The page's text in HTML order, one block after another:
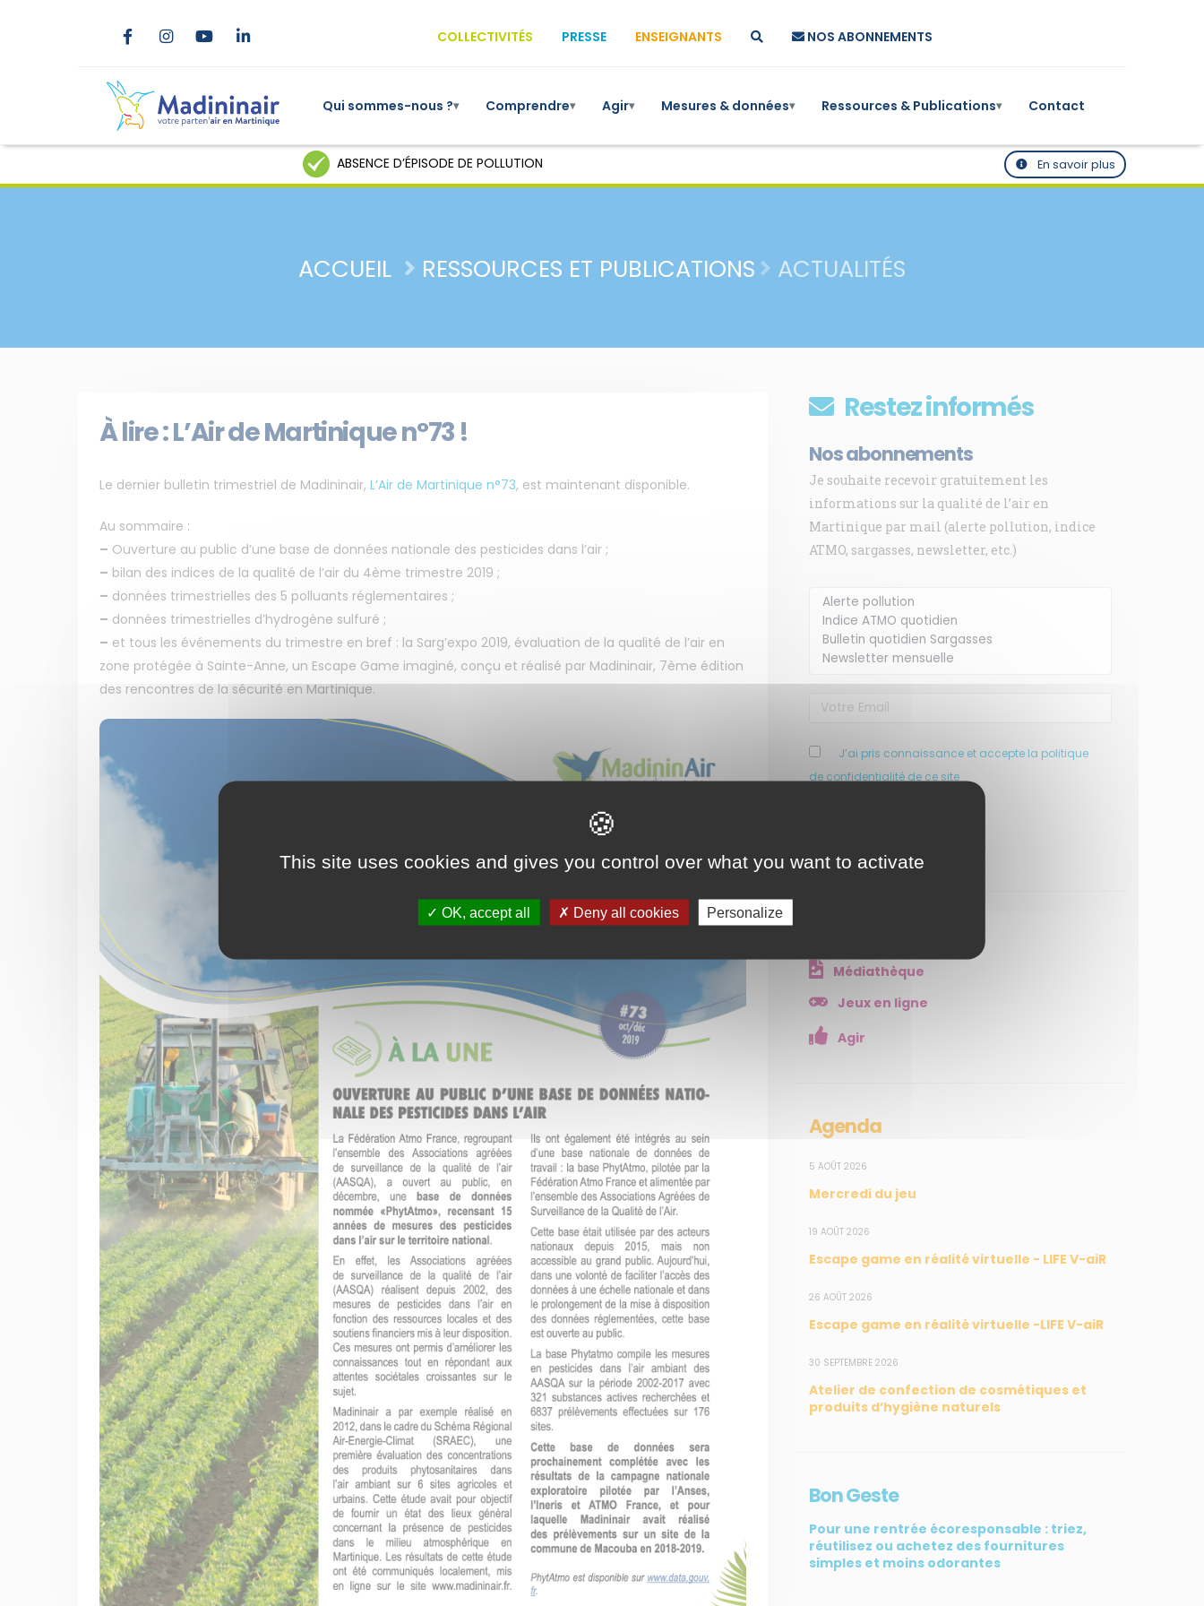
COLLECTIVITÉS PRESSE ENSEIGNANTS NOS ABONNEMENTS
Qui sommes-nous ?▾ Comprendre▾ Agir▾ Mesures & données▾ Ressources & Publications▾ Contact
ABSENCE D’ÉPISODE DE POLLUTION En savoir plus
ACCUEIL RESSOURCES ET PUBLICATIONS ACTUALITÉS
À lire : L’Air de Martinique n°73 !
Le dernier bulletin trimestriel de Madininair, L’Air de Martinique n°73, est maintenant disponible.
Au sommaire :
– Ouverture au public d’une base de données nationale des pesticides dans l’air ;
– bilan des indices de la qualité de l’air du 4ème trimestre 2019 ;
– données trimestrielles des 5 polluants réglementaires ;
– données trimestrielles d’hydrogène sulfuré ;
– et tous les événements du trimestre en bref : la Sarg’expo 2019, évaluation de la qualité de l’air en
zone protégée à Sainte-Anne, un Escape Game imaginé, conçu et réalisé par Madininair, 7ème édition
des rencontres de la sécurité en Martinique.
Restez informés
Nos abonnements
Je souhaite recevoir gratuitement les
informations sur la qualité de l’air en
Martinique par mail (alerte pollution, indice
ATMO, sargasses, newsletter, etc.)
J’ai pris connaissance et accepte la politique
de confidentialité de ce site
Médiathèque
Jeux en ligne
Agir
Agenda
5 AOÛT 2026
Mercredi du jeu
19 AOÛT 2026
Escape game en réalité virtuelle - LIFE V-aiR
26 AOÛT 2026
Escape game en réalité virtuelle -LIFE V-aiR
30 SEPTEMBRE 2026
Atelier de confection de cosmétiques et
produits d’hygiène naturels
Bon Geste
Pour une rentrée écoresponsable : triez,
réutilisez ou achetez des fournitures
simples et moins odorantes
Membre de Agréé par MENU
Accueil
Qui sommes-nous ?
Comprendre
Agir
Ressources et
publications
NOS SERVICES
Collectivités
Enseignants
Mesures réglementaires
Mesures du réseau
Sargasses
Open Data
SUIVEZ-NOUS CONTACT
Mail : info@madininair.fr
This site uses cookies and gives you control over what you want to activate
OK, accept all Deny all cookies Personalize